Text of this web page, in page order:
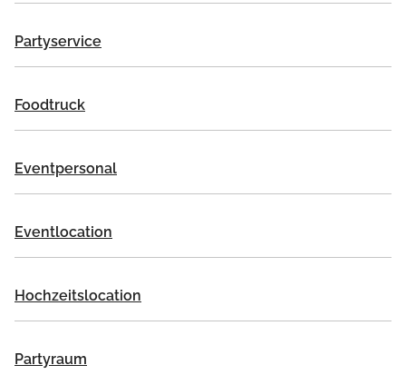
Partyservice
Foodtruck
Eventpersonal
Eventlocation
Hochzeitslocation
Partyraum